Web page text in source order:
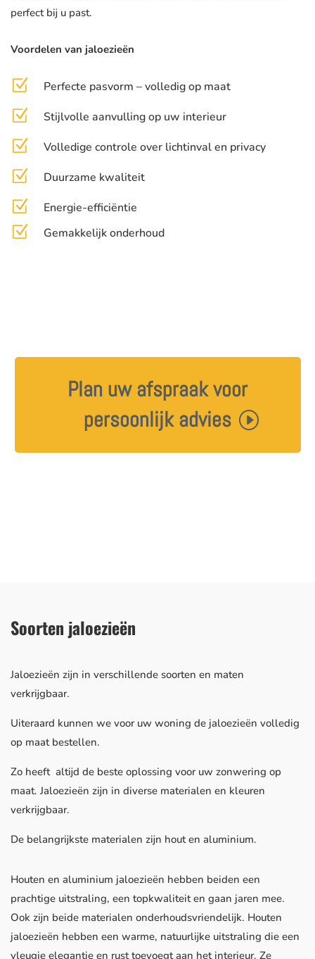
perfect bij u past.
Voordelen van jaloezieën
Z Perfecte pasvorm – volledig op maat
Z Stijlvolle aanvulling op uw interieur
Z Volledige controle over lichtinval en privacy
Z Duurzame kwaliteit
Z Energie-efficiëntie
Z Gemakkelijk onderhoud
Plan uw afspraak voor
persoonlijk advies
Soorten jaloezieën
Jaloezieën zijn in verschillende soorten en maten
verkrijgbaar.
Uiteraard kunnen we voor uw woning de jaloezieën volledig
op maat bestellen.
Zo heeft altijd de beste oplossing voor uw zonwering op
maat. Jaloezieën zijn in diverse materialen en kleuren
verkrijgbaar.
De belangrijkste materialen zijn hout en aluminium.
Houten en aluminium jaloezieën hebben beiden een
prachtige uitstraling, een topkwaliteit en gaan jaren mee.
Ook zijn beide materialen onderhoudsvriendelijk. Houten
jaloezieën hebben een warme, natuurlijke uitstraling die een
vleugje elegantie en rust toevoegt aan het interieur. Ze